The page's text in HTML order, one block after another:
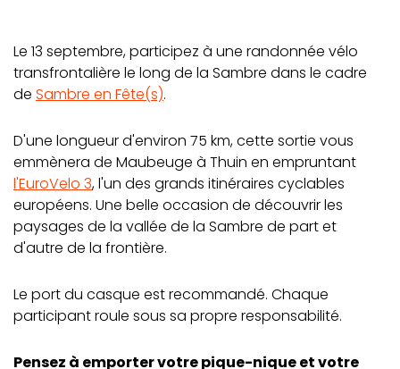
Le 13 septembre, participez à une randonnée vélo
transfrontalière le long de la Sambre dans le cadre
de Sambre en Fête(s).
D'une longueur d'environ 75 km, cette sortie vous
emmènera de Maubeuge à Thuin en empruntant
l'EuroVelo 3, l'un des grands itinéraires cyclables
européens. Une belle occasion de découvrir les
paysages de la vallée de la Sambre de part et
d'autre de la frontière.
Le port du casque est recommandé. Chaque
participant roule sous sa propre responsabilité.
Pensez à emporter votre pique-nique et votre